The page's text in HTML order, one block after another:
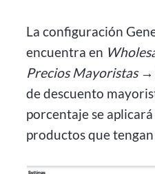
La configuración
encuentra en
Precios Mayoristas
de descuento
porcentaje se
productos que